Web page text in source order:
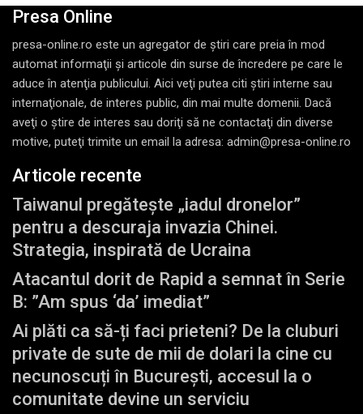
Presa Online
presa-online.ro este un agregator de ştiri care preia în mod
automat informaţii şi articole din surse de încredere pe care le
aduce în atenţia publicului. Aici veţi putea citi ştiri interne sau
internaţionale, de interes public, din mai multe domenii. Dacă
aveţi o ştire de interes sau doriţi să ne contactaţi din diverse
motive, puteţi trimite un email la adresa: admin@presa-online.ro
Articole recente
Taiwanul pregătește „iadul dronelor”
pentru a descuraja invazia Chinei.
Strategia, inspirată de Ucraina
Atacantul dorit de Rapid a semnat în Serie
B: ”Am spus ‘da’ imediat”
Ai plăti ca să-ți faci prieteni? De la cluburi
private de sute de mii de dolari la cine cu
necunoscuți în București, accesul la o
comunitate devine un serviciu